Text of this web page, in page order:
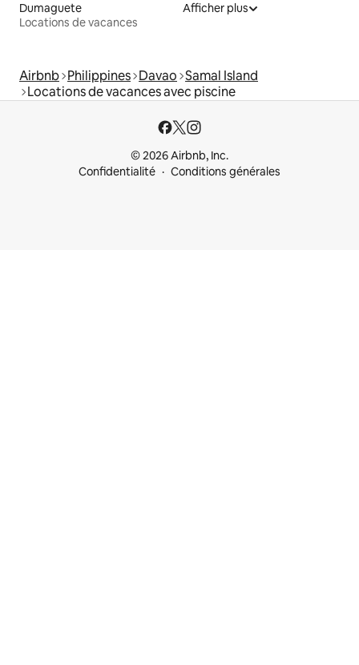
Dumaguete
Locations de vacances
Afficher plus
Airbnb Philippines Davao Samal Island
Locations de vacances avec piscine
© 2026 Airbnb, Inc.
Confidentialité
Conditions générales